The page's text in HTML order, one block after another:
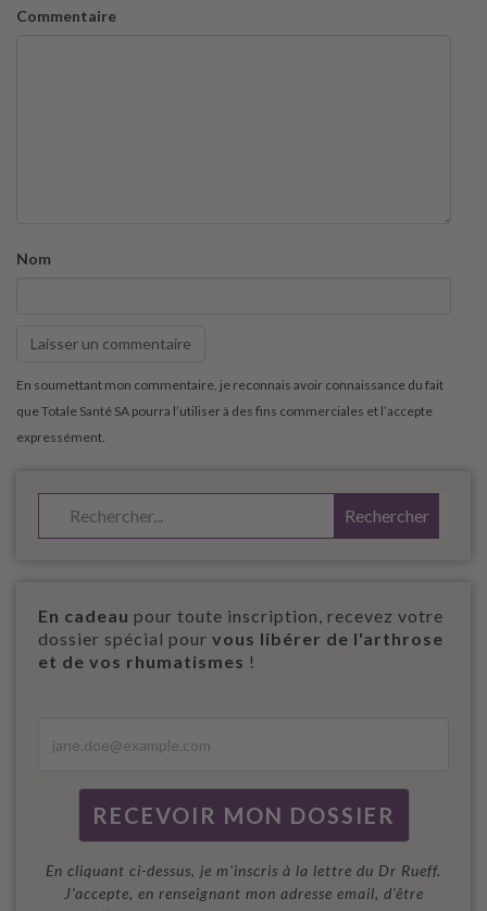
Commentaire
Nom
En cadeau pour toute inscription, recevez votre
dossier spécial pour vous libérer de l'arthrose
et de vos rhumatismes !
En cliquant ci-dessus, je m'inscris à la lettre du Dr Rueff.
J’accepte, en renseignant mon adresse email, d’être